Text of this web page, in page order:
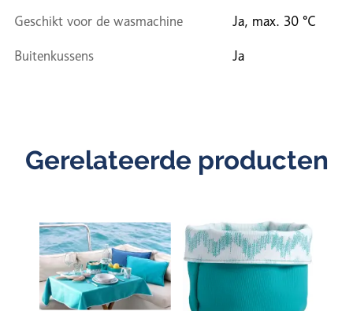
Geschikt voor de wasmachine Ja, max. 30 °C
Buitenkussens Ja
Gerelateerde producten